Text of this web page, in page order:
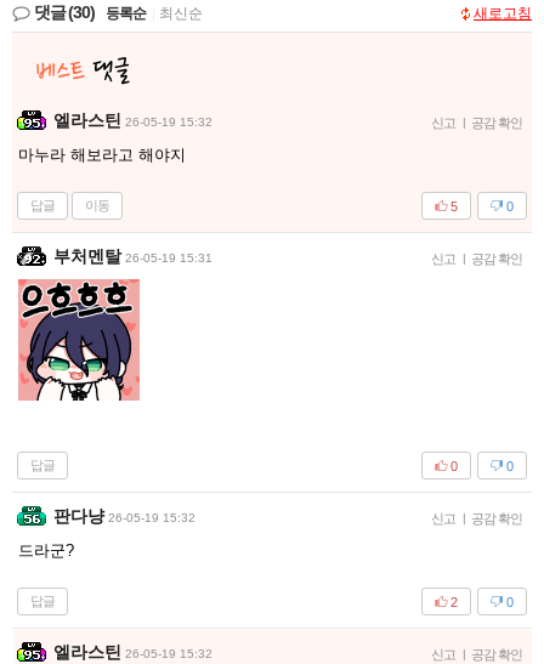
댓글(30) 등록순 최신순 새로고침
엘라스틴 26-05-19 15:32 신고 공감 확인
마누라 해보라고 해야지
답글 이동 0
5
부처멘탈 26-05-19 15:31 신고 공감 확인
답글 0
0
판다냥 26-05-19 15:32 신고 공감 확인
드라군?
답글 0
2
엘라스틴 26-05-19 15:32 신고 공감 확인